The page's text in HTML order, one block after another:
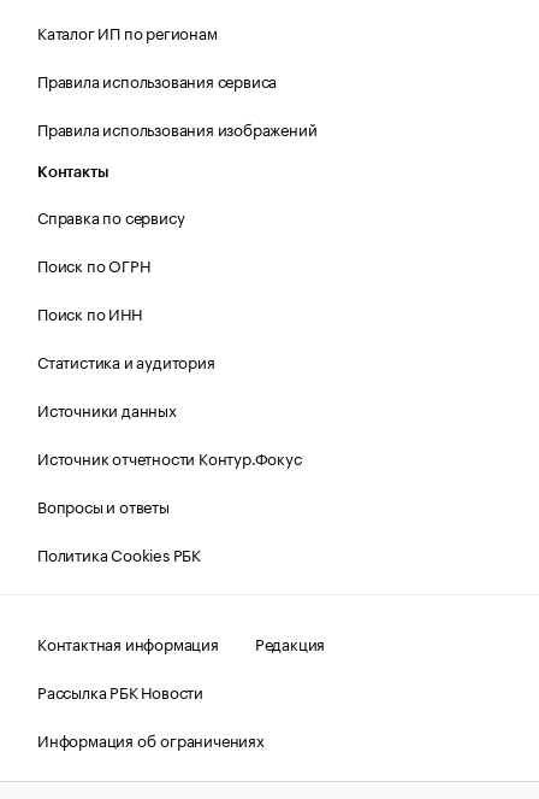
Каталог ИП по регионам
Правила использования сервиса
Правила использования изображений
Контакты
Справка по сервису
Поиск по ОГРН
Поиск по ИНН
Статистика и аудитория
Источники данных
Источник отчетности Контур.Фокус
Вопросы и ответы
Политика Cookies РБК
Контактная информация
Редакция
Рассылка РБК Новости
Информация об ограничениях
Правовая информация
О соблюдении авторских прав